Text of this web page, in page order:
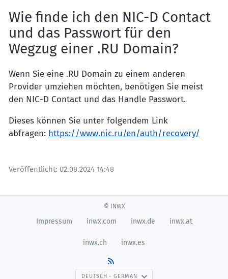
Wie finde ich den NIC-D Contact
und das Passwort für den
Wegzug einer .RU Domain?
Wenn Sie eine .RU Domain zu einem anderen
Provider umziehen möchten, benötigen Sie meist
den NIC-D Contact und das Handle Passwort.
Dieses können Sie unter folgendem Link
abfragen: https://www.nic.ru/en/auth/recovery/
Veröffentlicht: 02.08.2024 14:48
© INWX
Impressum inwx.com inwx.de inwx.at
inwx.ch inwx.es
DEUTSCH - GERMAN